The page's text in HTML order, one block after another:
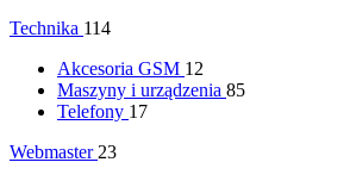
Technika 114
Akcesoria GSM 12
Maszyny i urządzenia 85
Telefony 17
Webmaster 23